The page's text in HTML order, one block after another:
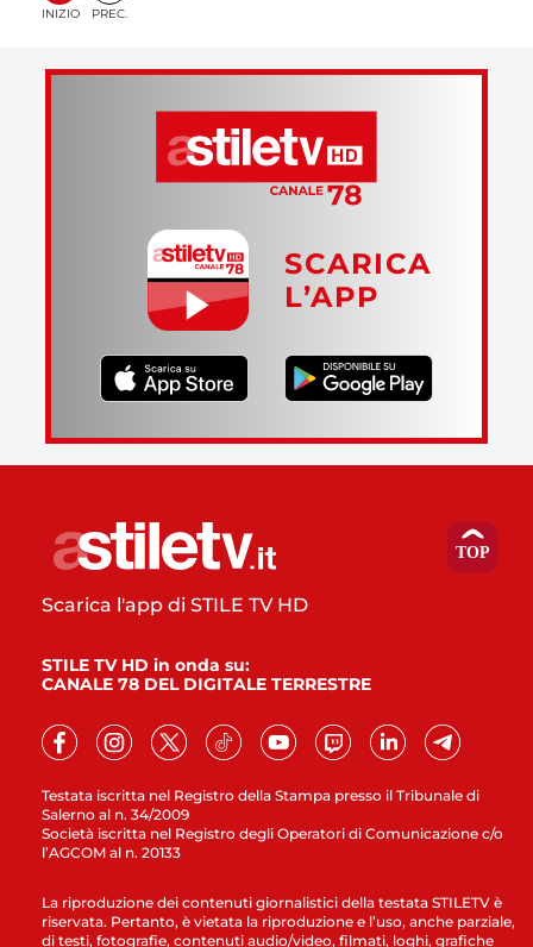
INIZIO PREC.
SCARICA
L’APP
Testata iscritta nel Registro della Stampa presso il Tribunale di
Salerno al n. 34/2009
Società iscritta nel Registro degli Operatori di Comunicazione c/o
l’AGCOM al n. 20133
Scarica l'app di STILE TV HD
STILE TV HD in onda su:
CANALE 78 DEL DIGITALE TERRESTRE
La riproduzione dei contenuti giornalistici della testata STILETV è
riservata. Pertanto, è vietata la riproduzione e l’uso, anche parziale,
di testi, fotografie, contenuti audio/video, filmati, loghi, grafiche